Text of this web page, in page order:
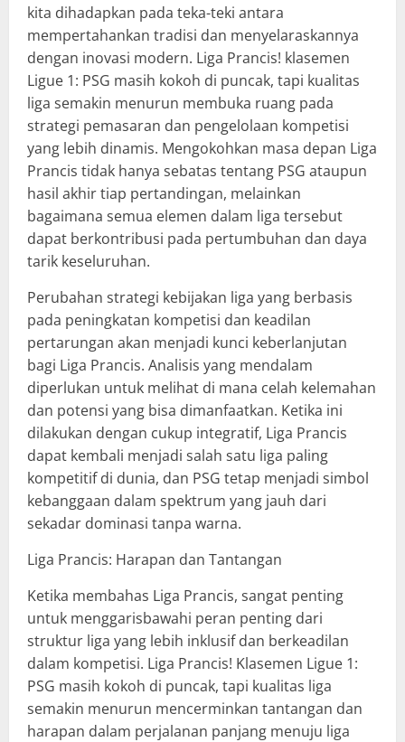
kita dihadapkan pada teka-teki antara
mempertahankan tradisi dan menyelaraskannya
dengan inovasi modern. Liga Prancis! klasemen
Ligue 1: PSG masih kokoh di puncak, tapi kualitas
liga semakin menurun membuka ruang pada
strategi pemasaran dan pengelolaan kompetisi
yang lebih dinamis. Mengokohkan masa depan Liga
Prancis tidak hanya sebatas tentang PSG ataupun
hasil akhir tiap pertandingan, melainkan
bagaimana semua elemen dalam liga tersebut
dapat berkontribusi pada pertumbuhan dan daya
tarik keseluruhan.
Perubahan strategi kebijakan liga yang berbasis
pada peningkatan kompetisi dan keadilan
pertarungan akan menjadi kunci keberlanjutan
bagi Liga Prancis. Analisis yang mendalam
diperlukan untuk melihat di mana celah kelemahan
dan potensi yang bisa dimanfaatkan. Ketika ini
dilakukan dengan cukup integratif, Liga Prancis
dapat kembali menjadi salah satu liga paling
kompetitif di dunia, dan PSG tetap menjadi simbol
kebanggaan dalam spektrum yang jauh dari
sekadar dominasi tanpa warna.
Liga Prancis: Harapan dan Tantangan
Ketika membahas Liga Prancis, sangat penting
untuk menggarisbawahi peran penting dari
struktur liga yang lebih inklusif dan berkeadilan
dalam kompetisi. Liga Prancis! Klasemen Ligue 1:
PSG masih kokoh di puncak, tapi kualitas liga
semakin menurun mencerminkan tantangan dan
harapan dalam perjalanan panjang menuju liga